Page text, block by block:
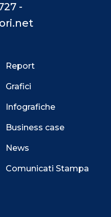
-
Report
Grafici
Infografiche
Business case
News
Comunicati Stampa